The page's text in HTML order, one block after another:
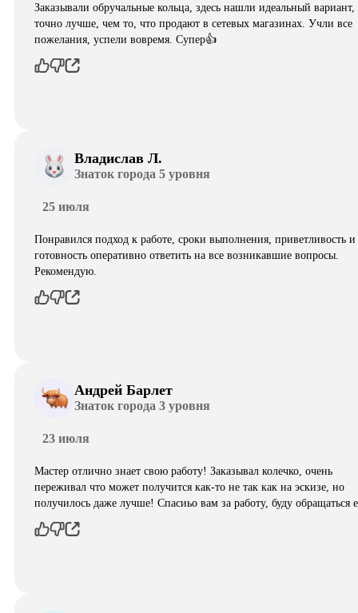
Заказывали обручальные кольца, здесь нашли идеальный вариант,
точно лучше, чем то, что продают в сетевых магазинах. Учли все
пожелания, успели вовремя. Супер👍
Владислав Л.
Знаток города 5 уровня
25 июля
Понравился подход к работе, сроки выполнения, приветливость и
готовность оперативно ответить на все возникавшие вопросы.
Рекомендую.
Андрей Барлет
Знаток города 3 уровня
23 июля
Мастер отлично знает свою работу! Заказывал колечко, очень
переживал что может получится как-то не так как на эскизе, но
получилось даже лучше! Спасиьо вам за работу, буду обращаться